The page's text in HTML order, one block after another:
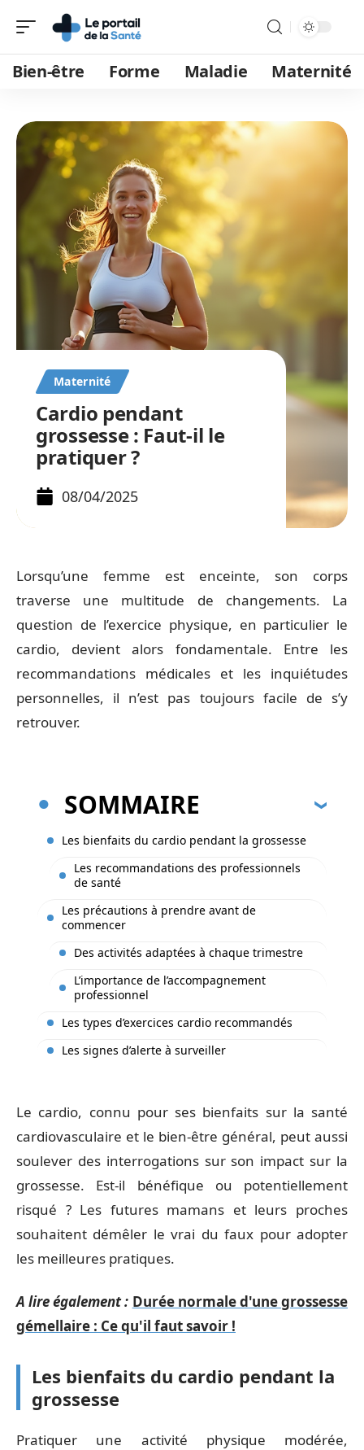
Bien-être Forme Maladie Maternité
Maternité
Cardio pendant
grossesse : Faut-il le
pratiquer ?
08/04/2025
Lorsqu’une femme est enceinte, son corps
traverse une multitude de changements. La
question de l’exercice physique, en particulier le
cardio, devient alors fondamentale. Entre les
recommandations médicales et les inquiétudes
personnelles, il n’est pas toujours facile de s’y
retrouver.
SOMMAIRE
Les bienfaits du cardio pendant la grossesse
Les recommandations des professionnels
de santé
Les précautions à prendre avant de
commencer
Des activités adaptées à chaque trimestre
L’importance de l’accompagnement
professionnel
Les types d’exercices cardio recommandés
Les signes d’alerte à surveiller
Le cardio, connu pour ses bienfaits sur la santé
cardiovasculaire et le bien-être général, peut aussi
soulever des interrogations sur son impact sur la
grossesse. Est-il bénéfique ou potentiellement
risqué ? Les futures mamans et leurs proches
souhaitent démêler le vrai du faux pour adopter
les meilleures pratiques.
A lire également : Durée normale d'une grossesse
gémellaire : Ce qu'il faut savoir !
Les bienfaits du cardio pendant la
grossesse
Pratiquer une activité physique modérée,